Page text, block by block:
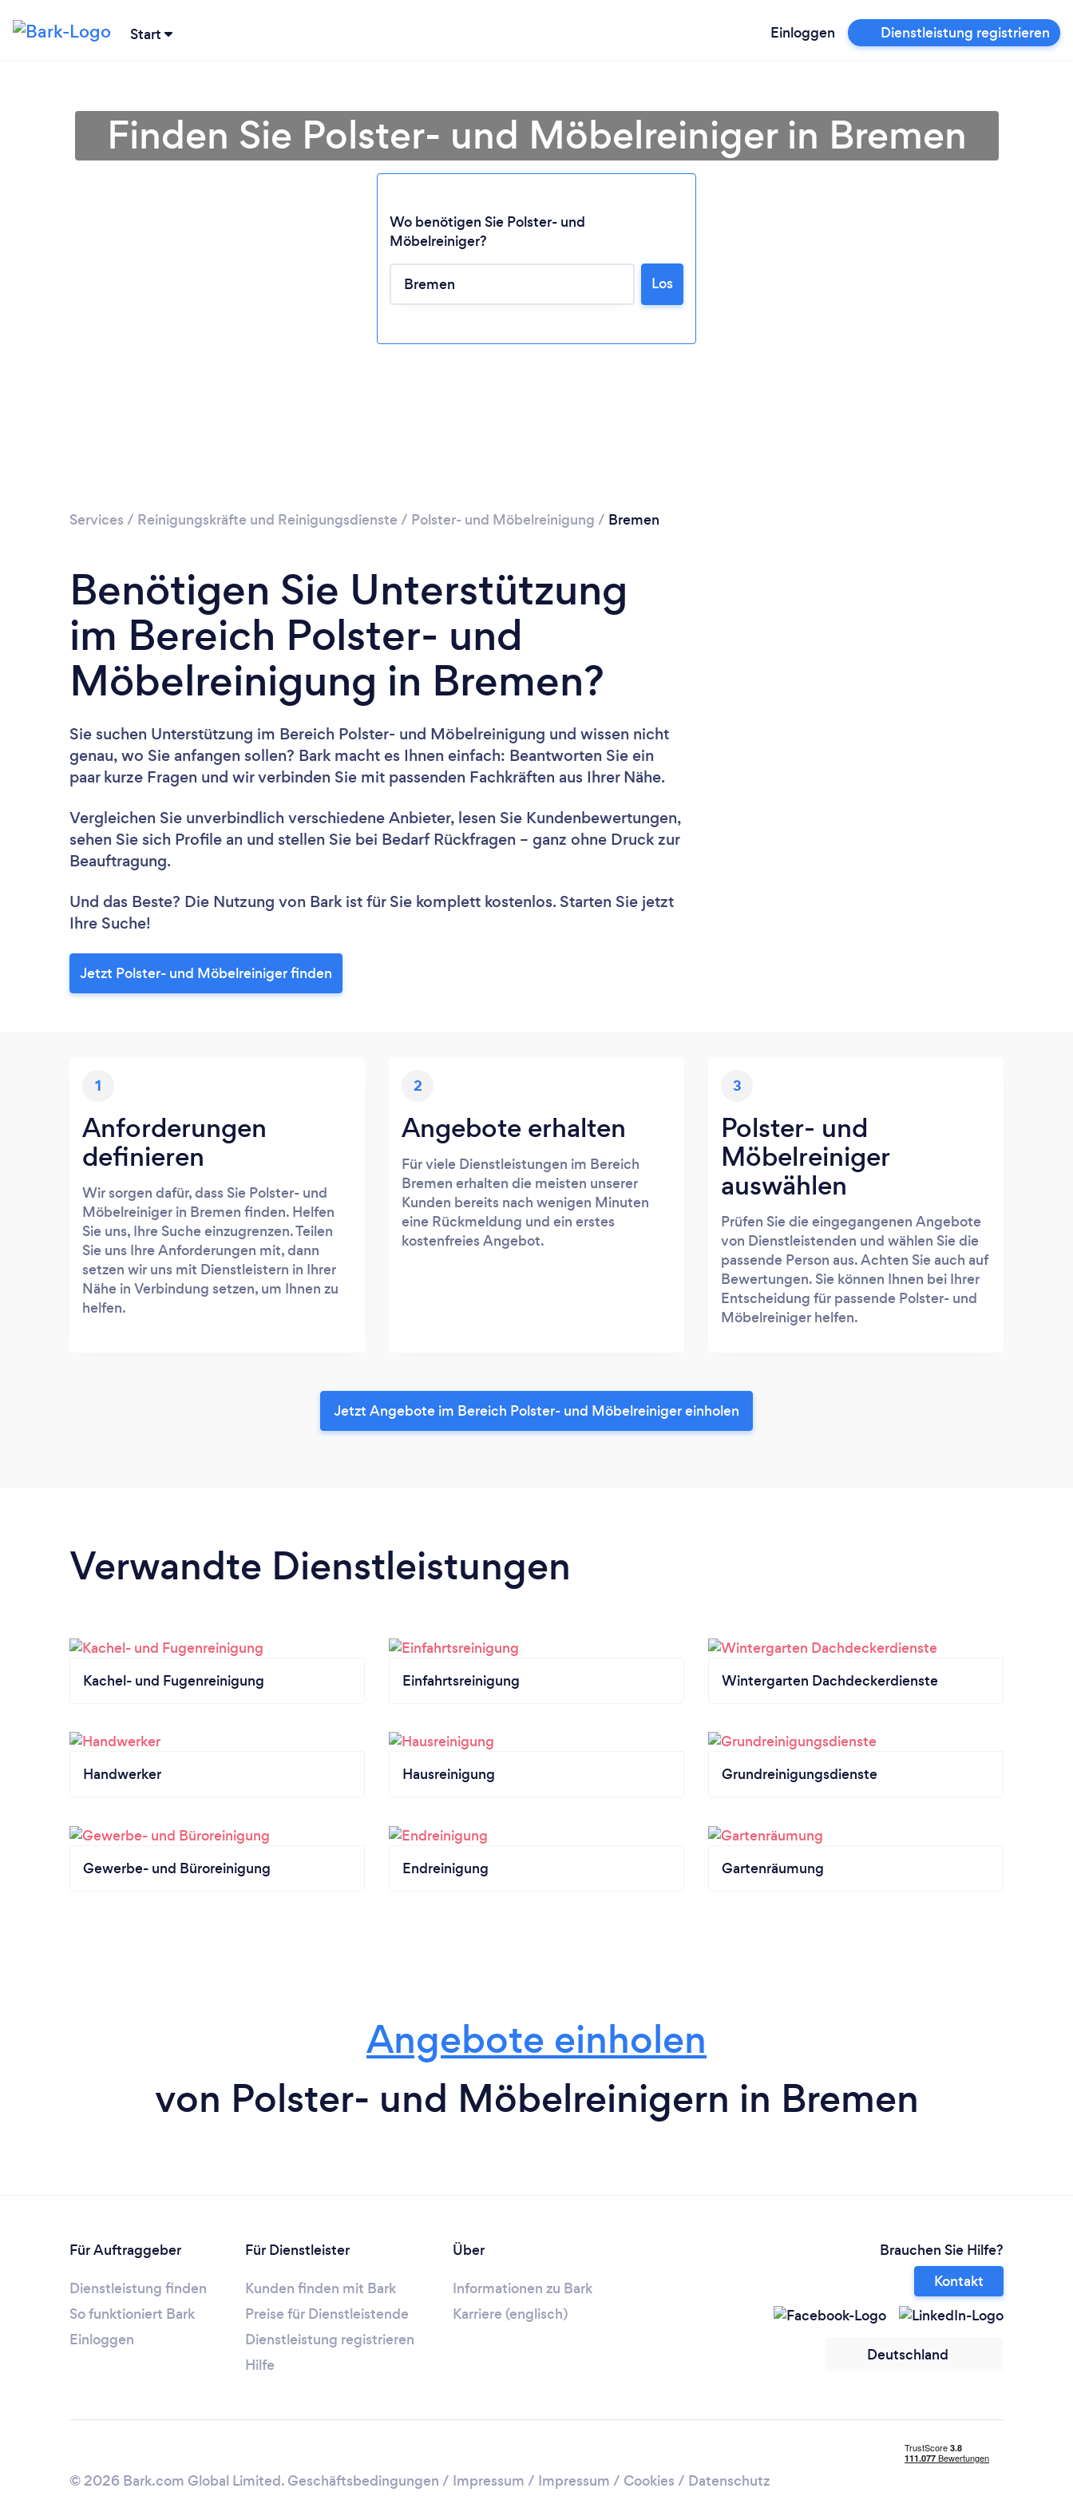
Start Einloggen Dienstleistung registrieren
Lädt ...
Finden Sie Polster- und Möbelreiniger in Bremen
Wo benötigen Sie Polster- und
Möbelreiniger?
Los
Services / Reinigungskräfte und Reinigungsdienste / Polster- und Möbelreinigung / Bremen
Benötigen Sie Unterstützung
im Bereich Polster- und
Möbelreinigung in Bremen?
Sie suchen Unterstützung im Bereich Polster- und Möbelreinigung und wissen nicht
genau, wo Sie anfangen sollen? Bark macht es Ihnen einfach: Beantworten Sie ein
paar kurze Fragen und wir verbinden Sie mit passenden Fachkräften aus Ihrer Nähe.
Vergleichen Sie unverbindlich verschiedene Anbieter, lesen Sie Kundenbewertungen,
sehen Sie sich Profile an und stellen Sie bei Bedarf Rückfragen – ganz ohne Druck zur
Beauftragung.
Und das Beste? Die Nutzung von Bark ist für Sie komplett kostenlos. Starten Sie jetzt
Ihre Suche!
Jetzt Polster- und Möbelreiniger finden
1
Anforderungen
definieren
Wir sorgen dafür, dass Sie Polster- und
Möbelreiniger in Bremen finden. Helfen
Sie uns, Ihre Suche einzugrenzen. Teilen
Sie uns Ihre Anforderungen mit, dann
setzen wir uns mit Dienstleistern in Ihrer
Nähe in Verbindung setzen, um Ihnen zu
helfen.
2
Angebote erhalten
Für viele Dienstleistungen im Bereich
Bremen erhalten die meisten unserer
Kunden bereits nach wenigen Minuten
eine Rückmeldung und ein erstes
kostenfreies Angebot.
3
Polster- und
Möbelreiniger
auswählen
Prüfen Sie die eingegangenen Angebote
von Dienstleistenden und wählen Sie die
passende Person aus. Achten Sie auch auf
Bewertungen. Sie können Ihnen bei Ihrer
Entscheidung für passende Polster- und
Möbelreiniger helfen.
Jetzt Angebote im Bereich Polster- und Möbelreiniger einholen
Verwandte Dienstleistungen
Kachel- und Fugenreinigung Einfahrtsreinigung Wintergarten Dachdeckerdienste
Handwerker Hausreinigung Grundreinigungsdienste
Gewerbe- und Büroreinigung Endreinigung Gartenräumung
Angebote einholen
von Polster- und Möbelreinigern in Bremen
Für Auftraggeber
Dienstleistung finden
So funktioniert Bark
Einloggen
Für Dienstleister
Kunden finden mit Bark
Preise für Dienstleistende
Dienstleistung registrieren
Hilfe
Über
Informationen zu Bark
Karriere (englisch)
Brauchen Sie Hilfe?
Kontakt
Deutschland
© 2026 Bark.com Global Limited. Geschäftsbedingungen / Impressum / Impressum / Cookies / Datenschutz